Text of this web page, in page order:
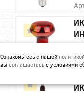
Ознакомьтесь с нашей
вы соглашаетесь с условиями